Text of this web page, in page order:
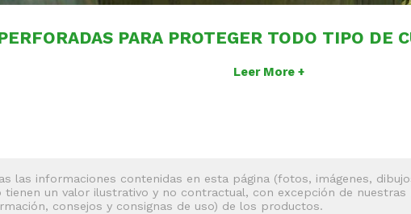
PARA PROTEGER TODO TIPO DE
Leer More +
las informaciones contenidas en esta página (fotos, imágenes,
tienen un valor ilustrativo y no contractual, con excepción de nuestras
consejos y consignas de uso) de los productos.